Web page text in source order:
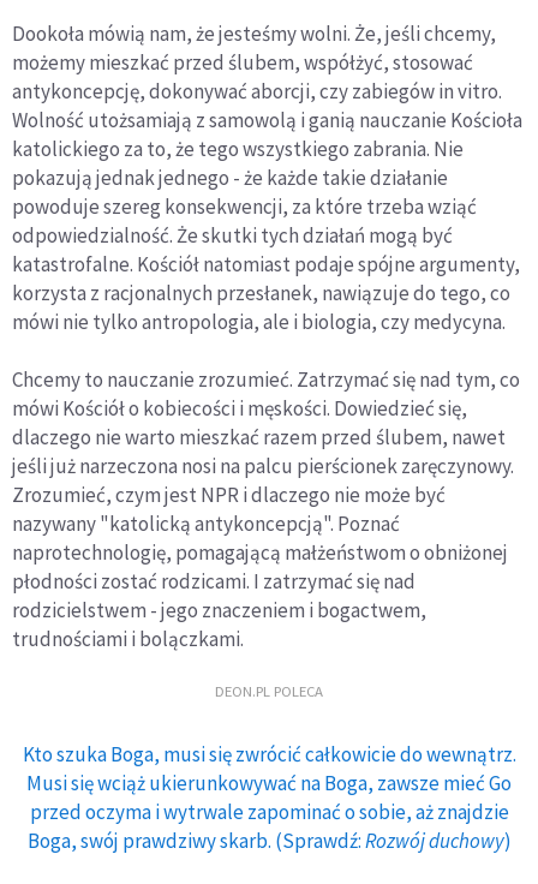
Dookoła mówią nam, że jesteśmy wolni. Że, jeśli chcemy,
możemy mieszkać przed ślubem, współżyć, stosować
antykoncepcję, dokonywać aborcji, czy zabiegów in vitro.
Wolność utożsamiają z samowolą i ganią nauczanie Kościoła
katolickiego za to, że tego wszystkiego zabrania. Nie
pokazują jednak jednego - że każde takie działanie
powoduje szereg konsekwencji, za które trzeba wziąć
odpowiedzialność. Że skutki tych działań mogą być
katastrofalne. Kościół natomiast podaje spójne argumenty,
korzysta z racjonalnych przesłanek, nawiązuje do tego, co
mówi nie tylko antropologia, ale i biologia, czy medycyna.
Chcemy to nauczanie zrozumieć. Zatrzymać się nad tym, co
mówi Kościół o kobiecości i męskości. Dowiedzieć się,
dlaczego nie warto mieszkać razem przed ślubem, nawet
jeśli już narzeczona nosi na palcu pierścionek zaręczynowy.
Zrozumieć, czym jest NPR i dlaczego nie może być
nazywany "katolicką antykoncepcją". Poznać
naprotechnologię, pomagającą małżeństwom o obniżonej
płodności zostać rodzicami. I zatrzymać się nad
rodzicielstwem - jego znaczeniem i bogactwem,
trudnościami i bolączkami.
DEON.PL POLECA
Kto szuka Boga, musi się zwrócić całkowicie do wewnątrz.
Musi się wciąż ukierunkowywać na Boga, zawsze mieć Go
przed oczyma i wytrwale zapominać o sobie, aż znajdzie
Boga, swój prawdziwy skarb. (Sprawdź:Rozwój duchowy)